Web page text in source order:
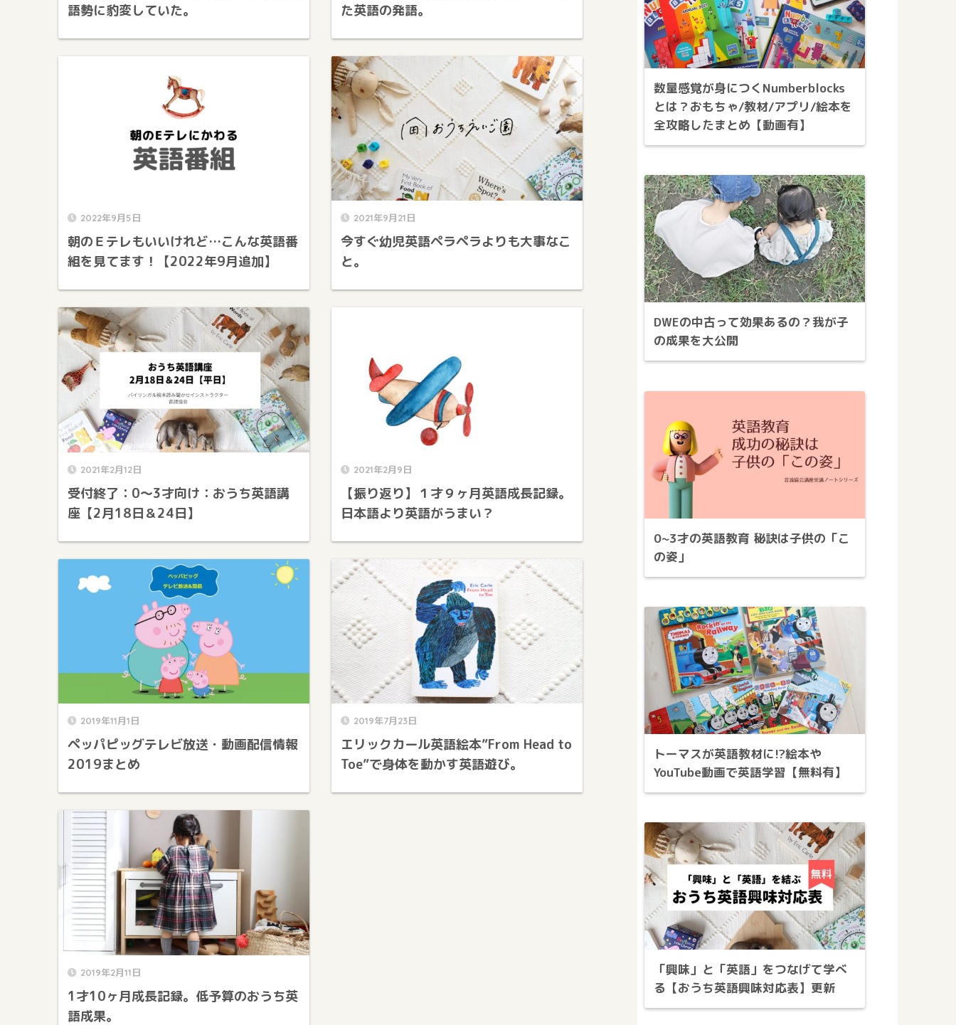
語勢に豹変していた。
た英語の発語。
2022年9月5日
朝のＥテレもいいけれど…こんな英語番
組を見てます！【2022年9月追加】
2021年9月21日
今すぐ幼児英語ペラペラよりも大事なこ
と。
2021年2月12日
受付終了：0～3才向け：おうち英語講
座【2月18日＆24日】
2021年2月9日
【振り返り】１才９ヶ月英語成長記録。
日本語より英語がうまい？
2019年11月1日
ペッパピッグテレビ放送・動画配信情報
2019まとめ
2019年7月23日
エリックカール英語絵本”From Head to
Toe”で身体を動かす英語遊び。
2019年2月11日
1才10ヶ月成長記録。低予算のおうち英
語成果。
数量感覚が身につくNumberblocks
とは？おもちゃ/教材/アプリ/絵本を
全攻略したまとめ【動画有】
DWEの中古って効果あるの？我が子
の成果を大公開
0~3才の英語教育 秘訣は子供の「こ
の姿」
トーマスが英語教材に!?絵本や
YouTube動画で英語学習【無料有】
「興味」と「英語」をつなげて学べ
る【おうち英語興味対応表】更新